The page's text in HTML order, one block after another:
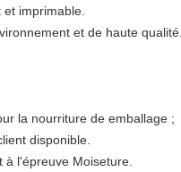
imprimable.
et de haute qualité.
la nourriture de emballage ;
disponible.
l'épreuve Moiseture.